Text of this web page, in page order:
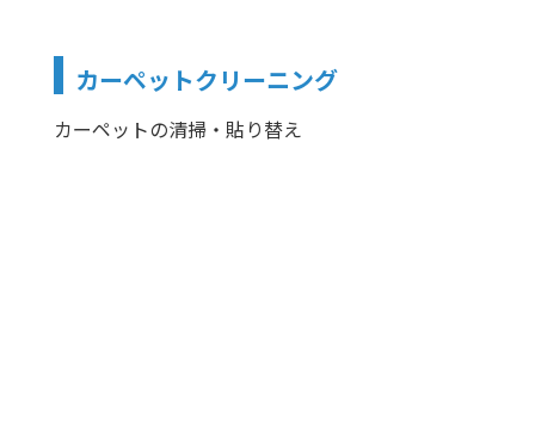
カーペットクリーニング
カーペットの清掃・貼り替え